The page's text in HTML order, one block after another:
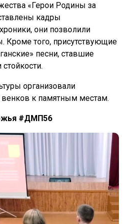
«Герои Родины за
кадры
они позволили
Кроме того, присутствующие
песни, ставшие
организовали
к памятным местам.
#ДМП56